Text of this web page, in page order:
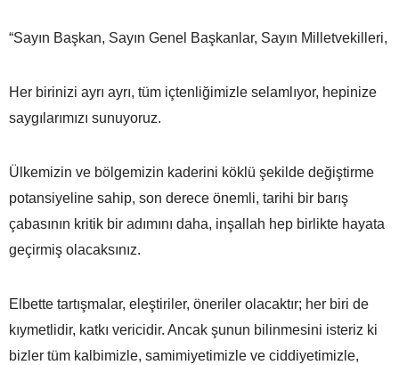
“Sayın Başkan, Sayın Genel Başkanlar, Sayın Milletvekilleri,
Her birinizi ayrı ayrı, tüm içtenliğimizle selamlıyor, hepinize
saygılarımızı sunuyoruz.
Ülkemizin ve bölgemizin kaderini köklü şekilde değiştirme
potansiyeline sahip, son derece önemli, tarihi bir barış
çabasının kritik bir adımını daha, inşallah hep birlikte hayata
geçirmiş olacaksınız.
Elbette tartışmalar, eleştiriler, öneriler olacaktır; her biri de
kıymetlidir, katkı vericidir. Ancak şunun bilinmesini isteriz ki
bizler tüm kalbimizle, samimiyetimizle ve ciddiyetimizle,